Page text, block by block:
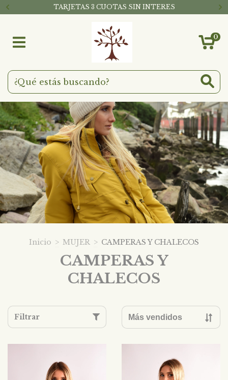
TARJETAS 3 CUOTAS SIN INTERES
0
Inicio > MUJER > CAMPERAS Y CHALECOS
CAMPERAS Y
CHALECOS
Filtrar